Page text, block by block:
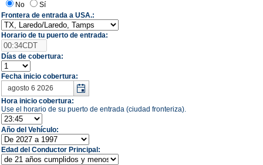
No
Sí
Frontera de entrada a USA.:
Horario de tu puerto de entrada:
Días de cobertura:
Fecha inicio cobertura:
Hora inicio cobertura:
Use el horario de su puerto de entrada (ciudad fronteriza).
Año del Vehículo:
Edad del Conductor Principal: